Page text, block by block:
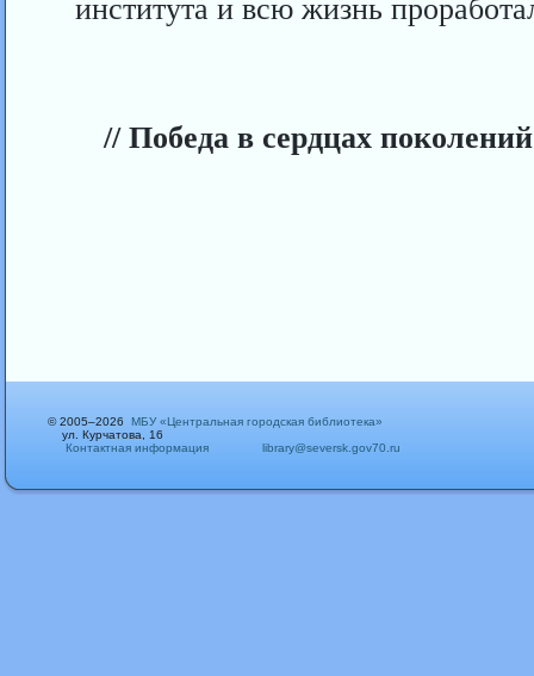
института и всю жизнь
// Победа в сердцах
© 2005–2026 МБУ «Центральная городская библиотека»
ул. Курчатова, 16
Контактная информация
library@seversk.gov70.ru